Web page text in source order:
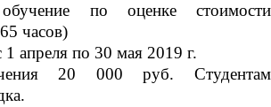
обучение по оценке стоимости
часов)
апреля по 30 мая 2019 г.
20 000 руб. Студентам